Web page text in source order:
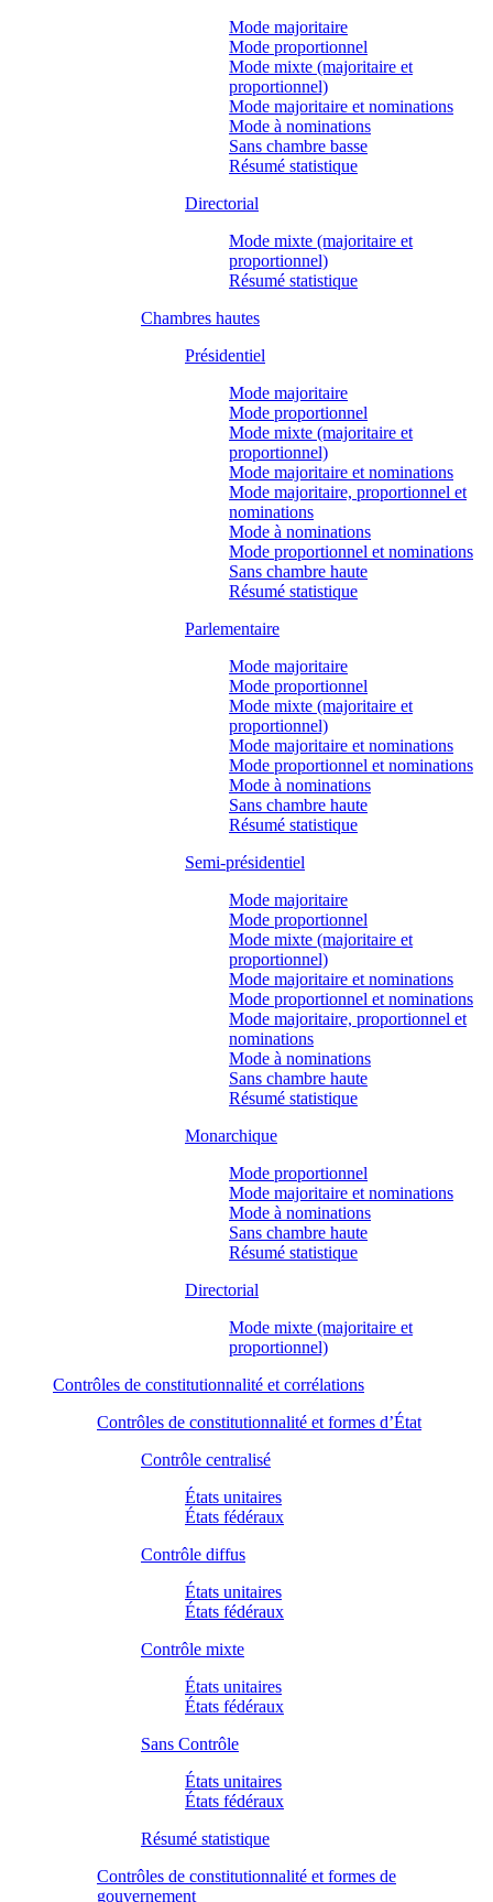
Mode majoritaire
Mode proportionnel
Mode mixte (majoritaire et
proportionnel)
Mode majoritaire et nominations
Mode à nominations
Sans chambre basse
Résumé statistique
Directorial
Mode mixte (majoritaire et
proportionnel)
Résumé statistique
Chambres hautes
Présidentiel
Mode majoritaire
Mode proportionnel
Mode mixte (majoritaire et
proportionnel)
Mode majoritaire et nominations
Mode majoritaire, proportionnel et
nominations
Mode à nominations
Mode proportionnel et nominations
Sans chambre haute
Résumé statistique
Parlementaire
Mode majoritaire
Mode proportionnel
Mode mixte (majoritaire et
proportionnel)
Mode majoritaire et nominations
Mode proportionnel et nominations
Mode à nominations
Sans chambre haute
Résumé statistique
Semi-présidentiel
Mode majoritaire
Mode proportionnel
Mode mixte (majoritaire et
proportionnel)
Mode majoritaire et nominations
Mode proportionnel et nominations
Mode majoritaire, proportionnel et
nominations
Mode à nominations
Sans chambre haute
Résumé statistique
Monarchique
Mode proportionnel
Mode majoritaire et nominations
Mode à nominations
Sans chambre haute
Résumé statistique
Directorial
Mode mixte (majoritaire et
proportionnel)
Contrôles de constitutionnalité et corrélations
Contrôles de constitutionnalité et formes d’État
Contrôle centralisé
États unitaires
États fédéraux
Contrôle diffus
États unitaires
États fédéraux
Contrôle mixte
États unitaires
États fédéraux
Sans Contrôle
États unitaires
États fédéraux
Résumé statistique
Contrôles de constitutionnalité et formes de
gouvernement